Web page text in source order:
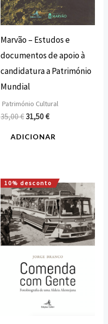
Marvão – Estudos e
documentos de apoio à
candidatura a Património
Mundial
Património Cultural
35,00€31,50€
ADICIONAR
10% desconto
O
preço
original
era:
30,00 €.
O
preço
atual
é:
27,00 €.